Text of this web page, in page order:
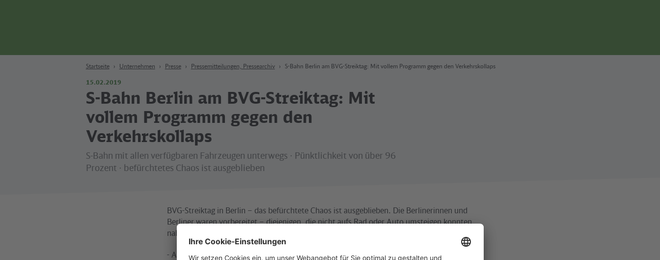
Startseite Unternehmen Presse Pressemitteilungen, Pressearchiv S-Bahn Berlin am BVG-Streiktag: Mit vollem Programm gegen den Verkehrskollaps
15.02.2019
S-Bahn Berlin am BVG-Streiktag: Mit
vollem Programm gegen den
Verkehrskollaps
S-Bahn mit allen verfügbaren Fahrzeugen unterwegs ⋅ Pünktlichkeit von über 96
Prozent ⋅ befürchtetes Chaos ist ausgeblieben
BVG-Streiktag in Berlin – das befürchtete Chaos ist ausgeblieben. Die Berlinerinnen und
Berliner waren vorbereitet – diejenigen, die nicht aufs Rad oder Auto umsteigen konnten,
nahmen den Regionalzug oder die S-Bahn. Und die fuhr ab 5.30 Uhr das volle Programm.
- Alle 535 Züge waren auf der Schiene (523 Regelbetrieb plus Taktverstärker)